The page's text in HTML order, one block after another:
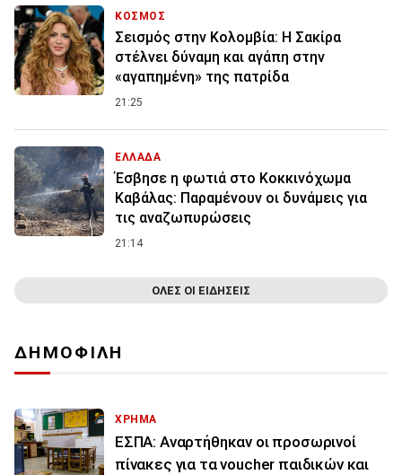
ΚΟΣΜΟΣ
Σεισμός στην Κολομβία: Η Σακίρα
στέλνει δύναμη και αγάπη στην
«αγαπημένη» της πατρίδα
21:25
ΕΛΛΑΔΑ
Έσβησε η φωτιά στο Κοκκινόχωμα
Καβάλας: Παραμένουν οι δυνάμεις για
τις αναζωπυρώσεις
21:14
ΟΛΕΣ ΟΙ ΕΙΔΗΣΕΙΣ
ΔΗΜΟΦΙΛΗ
ΧΡΗΜΑ
ΕΣΠΑ: Αναρτήθηκαν οι προσωρινοί
πίνακες για τα voucher παιδικών και